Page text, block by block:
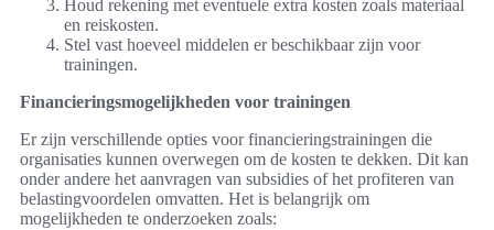
Houd rekening met eventuele extra kosten zoals materiaal
en reiskosten.
Stel vast hoeveel middelen er beschikbaar zijn voor
trainingen.
Financieringsmogelijkheden voor trainingen
Er zijn verschillende opties voor financieringstrainingen die
organisaties kunnen overwegen om de kosten te dekken. Dit kan
onder andere het aanvragen van subsidies of het profiteren van
belastingvoordelen omvatten. Het is belangrijk om
mogelijkheden te onderzoeken zoals: